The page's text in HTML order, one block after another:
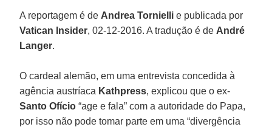
A reportagem é de Andrea Tornielli e publicada por
Vatican Insider, 02-12-2016. A tradução é de André
Langer.
O cardeal alemão, em uma entrevista concedida à
agência austríaca Kathpress, explicou que o ex-
Santo Ofício “age e fala” com a autoridade do Papa,
por isso não pode tomar parte em uma “divergência